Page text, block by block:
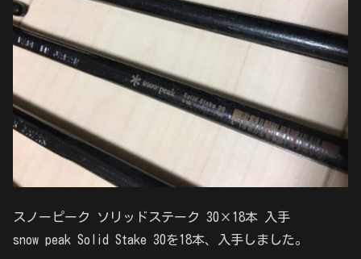
スノーピーク ソリッドステーク 30×18本 入手
snow peak Solid Stake 30を18本、入手しました。